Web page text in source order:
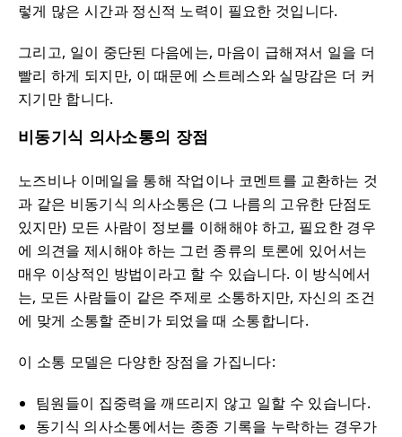
렇게 많은 시간과 정신적 노력이 필요한 것입니다.
그리고, 일이 중단된 다음에는, 마음이 급해져서 일을 더
빨리 하게 되지만, 이 때문에 스트레스와 실망감은 더 커
지기만 합니다.
비동기식 의사소통의 장점
노즈비나 이메일을 통해 작업이나 코멘트를 교환하는 것
과 같은 비동기식 의사소통은 (그 나름의 고유한 단점도
있지만) 모든 사람이 정보를 이해해야 하고, 필요한 경우
에 의견을 제시해야 하는 그런 종류의 토론에 있어서는
매우 이상적인 방법이라고 할 수 있습니다. 이 방식에서
는, 모든 사람들이 같은 주제로 소통하지만, 자신의 조건
에 맞게 소통할 준비가 되었을 때 소통합니다.
이 소통 모델은 다양한 장점을 가집니다:
팀원들이 집중력을 깨뜨리지 않고 일할 수 있습니다.
동기식 의사소통에서는 종종 기록을 누락하는 경우가